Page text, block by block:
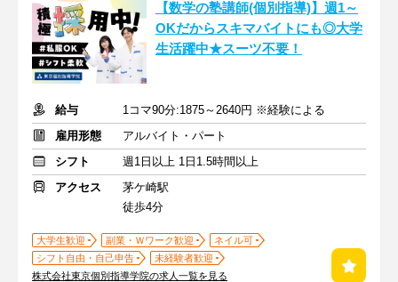
【数学の塾講師(個別指導)】週1～
OKだからスキマバイトにも◎大学
生活躍中★スーツ不要！
給与
1コマ90分:1875～2640円 ※経験による
雇用形態
アルバイト・パート
シフト
週1日以上 1日1.5時間以上
アクセス
茅ケ崎駅
徒歩4分
大学生歓迎 副業・Ｗワーク歓迎
ネイル可
シフト自由・自己申告
未経験者歓迎
株式会社東京個別指導学院の求人一覧を見る